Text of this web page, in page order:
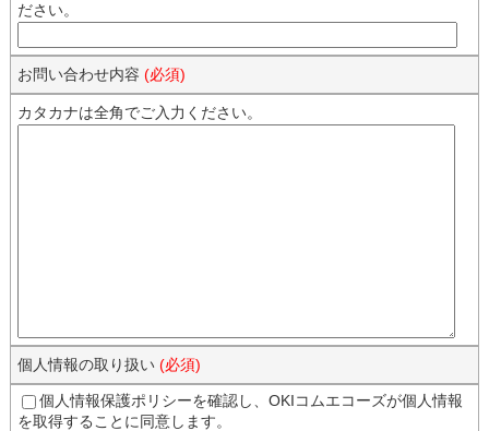
ださい。
お問い合わせ内容 (必須)
カタカナは全角でご入力ください。
個人情報の取り扱い (必須)
個人情報保護ポリシーを確認し、OKIコムエコーズが個人情報
を取得することに同意します。